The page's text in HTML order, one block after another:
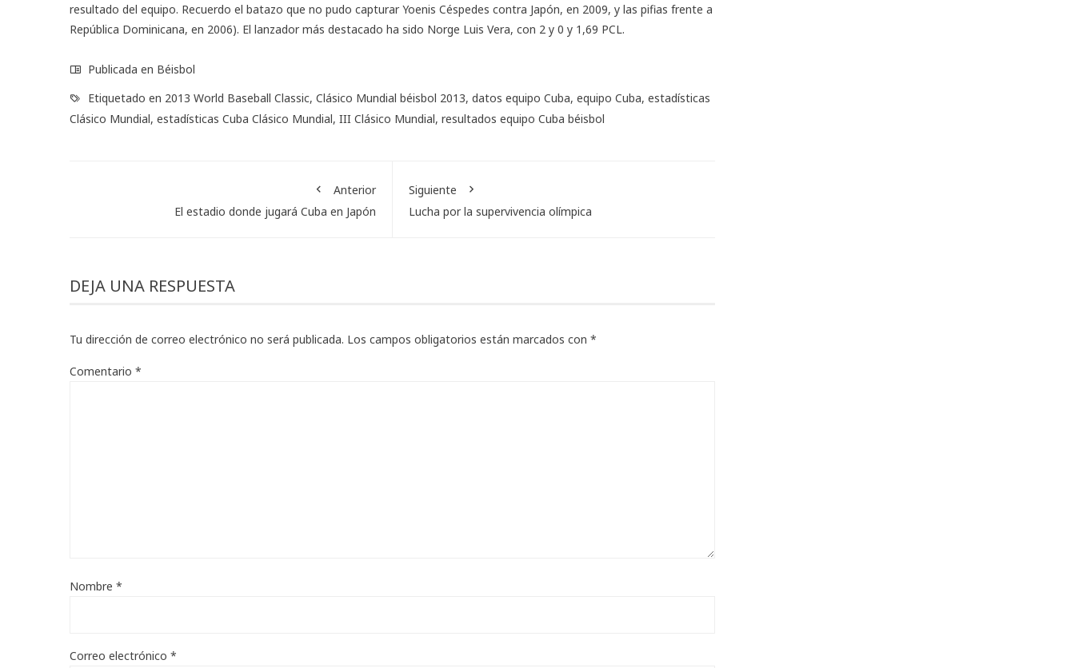
resultado del equipo. Recuerdo el batazo que no pudo capturar Yoenis Céspedes contra Japón, en 2009, y las pifias frente a
República Dominicana, en 2006). El lanzador más destacado ha sido Norge Luis Vera, con 2 y 0 y 1,69 PCL.
Publicada en Béisbol
Etiquetado en 2013 World Baseball Classic, Clásico Mundial béisbol 2013, datos equipo Cuba, equipo Cuba, estadísticas
Clásico Mundial, estadísticas Cuba Clásico Mundial, III Clásico Mundial, resultados equipo Cuba béisbol
Anterior
El estadio donde jugará Cuba en Japón
Siguiente
Lucha por la supervivencia olímpica
DEJA UNA RESPUESTA
Tu dirección de correo electrónico no será publicada. Los campos obligatorios están marcados con *
Comentario *
Nombre *
Correo electrónico *